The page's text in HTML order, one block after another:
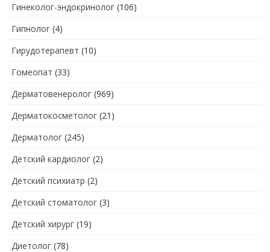
Гинеколог-эндокринолог (106)
Гипнолог (4)
Гирудотерапевт (10)
Гомеопат (33)
Дерматовенеролог (969)
Дерматокосметолог (21)
Дерматолог (245)
Детский кардиолог (2)
Детский психиатр (2)
Детский стоматолог (3)
Детский хирург (19)
Диетолог (78)